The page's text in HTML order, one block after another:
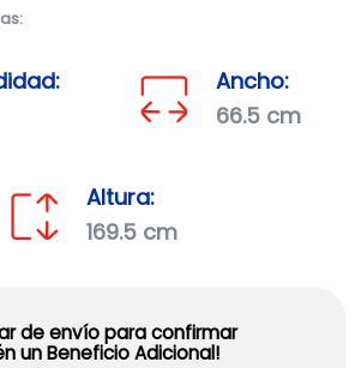
Ancho:
66.5 cm
Altura:
169.5 cm
de envío para confirmar
un Beneficio Adicional!